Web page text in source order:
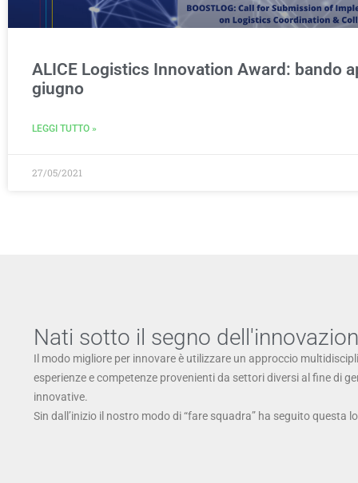
ALICE Logistics Innovation Award: bando
giugno
LEGGI TUTTO »
27/05/2021
Nati sotto il segno
Il modo migliore per innovare è utilizzare un approccio
esperienze e competenze provenienti da settori diversi al fine di
innovative.
Sin dall’inizio il nostro modo di “fare squadra” ha seguito questa